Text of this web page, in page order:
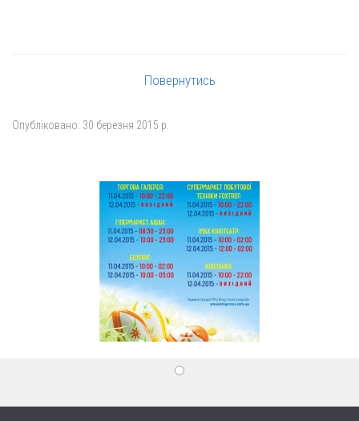
Повернутись
Опубліковано: 30 березня 2015 р.